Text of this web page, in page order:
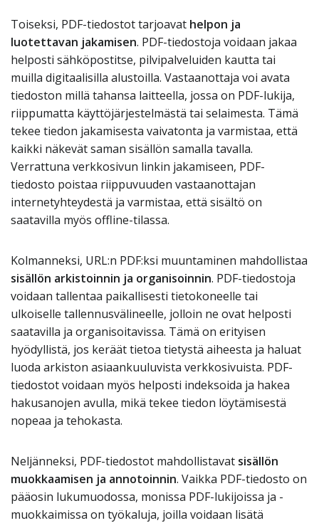
Toiseksi, PDF-tiedostot tarjoavat helpon ja
luotettavan jakamisen. PDF-tiedostoja voidaan jakaa
helposti sähköpostitse, pilvipalveluiden kautta tai
muilla digitaalisilla alustoilla. Vastaanottaja voi avata
tiedoston millä tahansa laitteella, jossa on PDF-lukija,
riippumatta käyttöjärjestelmästä tai selaimesta. Tämä
tekee tiedon jakamisesta vaivatonta ja varmistaa, että
kaikki näkevät saman sisällön samalla tavalla.
Verrattuna verkkosivun linkin jakamiseen, PDF-
tiedosto poistaa riippuvuuden vastaanottajan
internetyhteydestä ja varmistaa, että sisältö on
saatavilla myös offline-tilassa.
Kolmanneksi, URL:n PDF:ksi muuntaminen mahdollistaa
sisällön arkistoinnin ja organisoinnin. PDF-tiedostoja
voidaan tallentaa paikallisesti tietokoneelle tai
ulkoiselle tallennusvälineelle, jolloin ne ovat helposti
saatavilla ja organisoitavissa. Tämä on erityisen
hyödyllistä, jos keräät tietoa tietystä aiheesta ja haluat
luoda arkiston asiaankuuluvista verkkosivuista. PDF-
tiedostot voidaan myös helposti indeksoida ja hakea
hakusanojen avulla, mikä tekee tiedon löytämisestä
nopeaa ja tehokasta.
Neljänneksi, PDF-tiedostot mahdollistavat sisällön
muokkaamisen ja annotoinnin. Vaikka PDF-tiedosto on
pääosin lukumuodossa, monissa PDF-lukijoissa ja -
muokkaimissa on työkaluja, joilla voidaan lisätä